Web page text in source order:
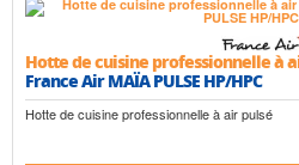
Hotte de cuisine professionnelle à
France Air MAÏA PULSE HP/HPC
Hotte de cuisine professionnelle à air pulsé